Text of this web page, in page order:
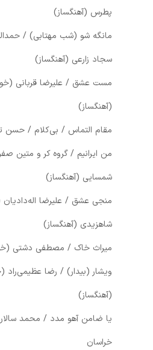
پطرس (آهنگساز)
مانگه شو (شب مهتابی) /
سجاد زارعی (آهنگساز)
مست عشق / علیرضا قربانی
(آهنگساز)
مقام التماس / بی‌کلام / حسن
من ایرانیم / گروه کر و متین
شمسایی (آهنگساز)
منجی عشق / علیرضا اله‌دادیان
شاهزیدی (آهنگساز)
میراث خاک / مصطفی دشتی
ویشار (بیدار) / رضا عظیمی‌راد
(آهنگساز)
یا ضامن آهو مدد / محمد سالار
خراسان